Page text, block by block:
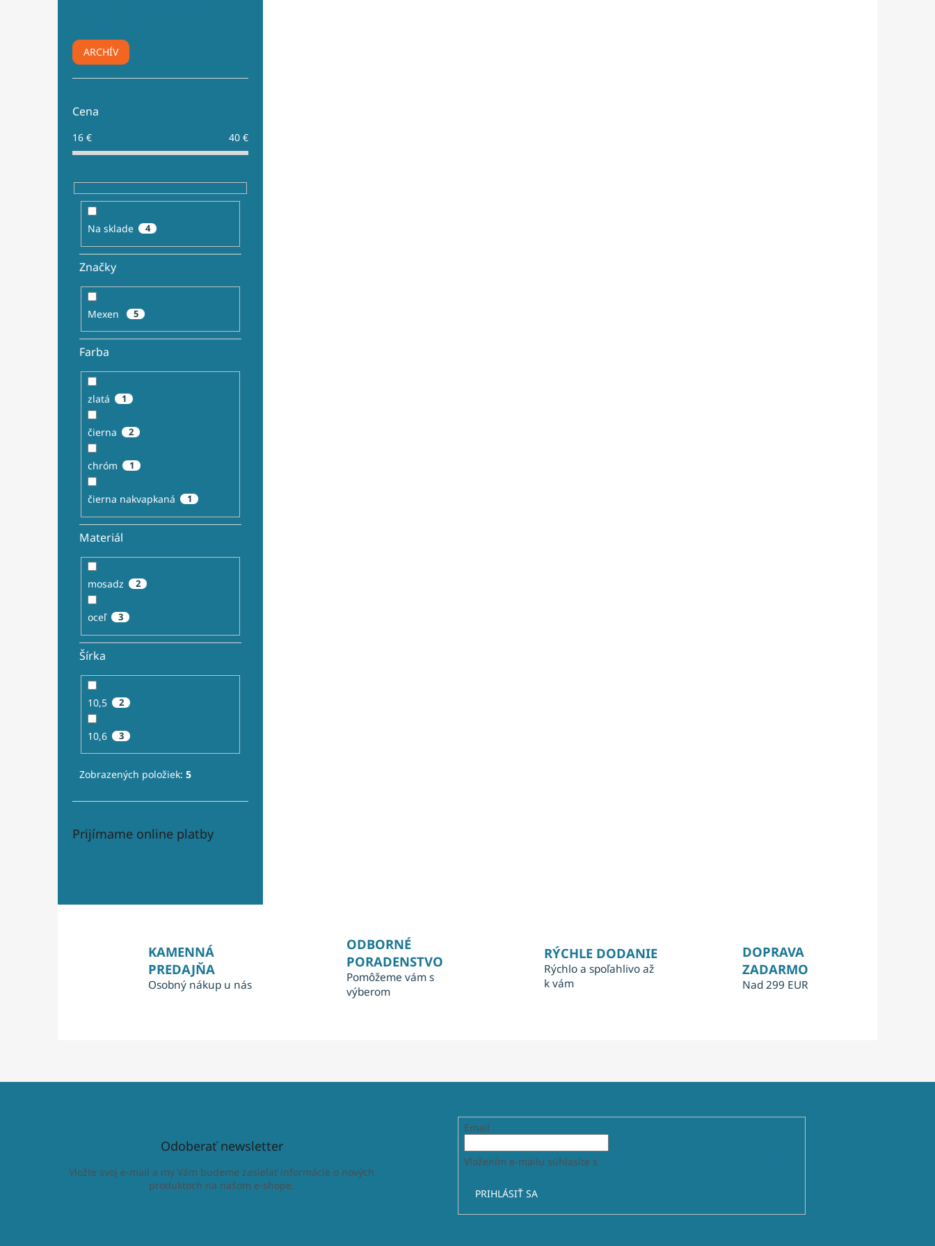
ARCHÍV
Cena
16 € 40 €
Na sklade 4
Značky
Mexen 5
Farba
zlatá 1
čierna 2
chróm 1
čierna nakvapkaná 1
Materiál
mosadz 2
oceľ 3
Šírka
10,5 2
10,6 3
Zobrazených položiek: 5
Prijímame online platby
KAMENNÁ
PREDAJŇA
Osobný nákup u nás
ODBORNÉ
PORADENSTVO
Pomôžeme vám s
výberom
RÝCHLE DODANIE
Rýchlo a spoľahlivo až
k vám
DOPRAVA
ZADARMO
Nad 299 EUR
Odoberať newsletter
Vložte svoj e-mail a my Vám budeme zasielať informácie o nových
produktoch na našom e-shope.
Email
Vložením e-mailu súhlasíte s
PRIHLÁSIŤ SA